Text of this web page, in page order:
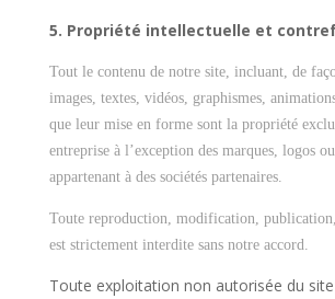
5. Propriété intellectuelle et
Tout le contenu de notre site, incluant, de
images, textes, vidéos, graphismes,
que leur mise en forme sont la propriété
entreprise à l’exception des marques, logos
appartenant à des sociétés partenaires.
Toute reproduction, modification,
est strictement interdite sans notre accord.
Toute exploitation non autorisée du site